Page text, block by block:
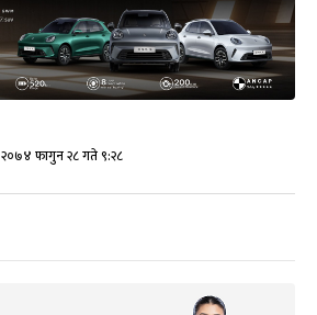
२०७४ फागुन २८ गते ९:२८